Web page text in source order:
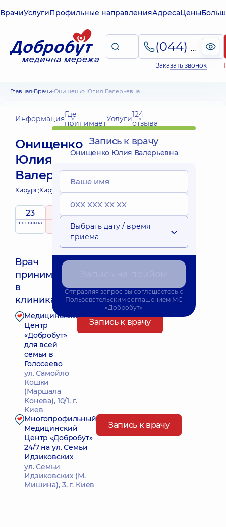
ВрачиУслугиПрофильные направленияАдресаЦены
(044) 495-2-888
Заказать звонок
Главная Врачи Онищенко Юлия Валерьевна
ИнформацияГде
принимаетУслуги124
отзыва
Онищенко
Юлия
Валерьевна
Хирург;Хирург проктолог;
23
лет опыта
4.9 / 5
рейтингна основе
124 отзыва
Врач
принимает
в
клиниках:
Ближайшее время приема: Завтра о 18:00
Медицинский
Центр
«Добробут»
для всей
семьи в
Голосеево
ул. Самойло
Кошки
(Маршала
Конева), 10/1, г.
Киев
Запись к врачу
Многопрофильный
Медицинский
Центр «Добробут»
24/7 на ул. Семьи
Идзиковских
ул. Семьи
Идзиковских (М.
Мишина), 3, г. Киев
Запись к врачу
Запись к врачу
Онищенко Юлия Валерьевна
Выбрать дату / время
приема
Отправляя запрос вы соглашаетесь с
Пользовательским соглашением МС
«Добробут»